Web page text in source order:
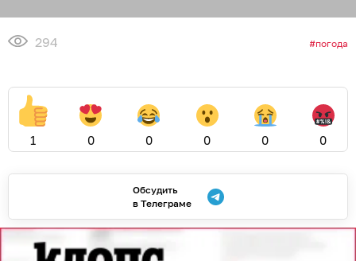
294 погода
1 0 0 0 0 0
Обсудить
в Телеграме